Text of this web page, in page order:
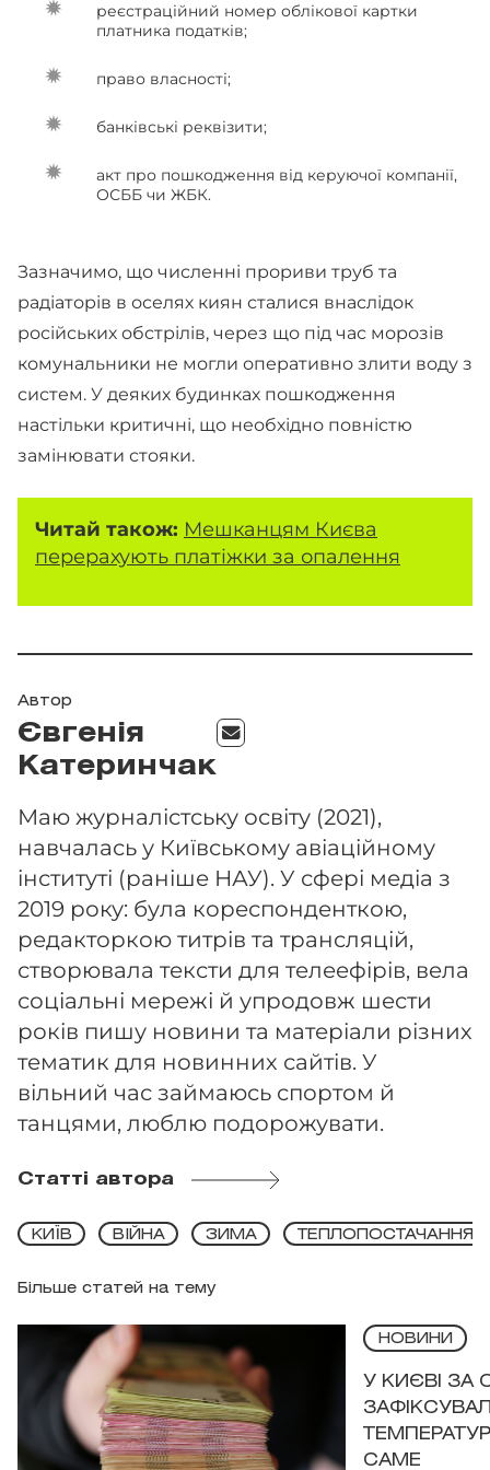
реєстраційний номер облікової картки
платника податків;
право власності;
банківські реквізити;
акт про пошкодження від керуючої компанії,
ОСББ чи ЖБК.
Зазначимо, що численні прориви труб та
радіаторів в оселях киян сталися внаслідок
російських обстрілів, через що під час морозів
комунальники не могли оперативно злити воду з
систем. У деяких будинках пошкодження
настільки критичні, що необхідно повністю
замінювати стояки.
Читай також: Мешканцям Києва
перерахують платіжки за опалення
Автор
Євгенія
Катеринчак
Маю журналістську освіту (2021),
навчалась у Київському авіаційному
інституті (раніше НАУ). У сфері медіа з
2019 року: була кореспонденткою,
редакторкою титрів та трансляцій,
створювала тексти для телеефірів, вела
соціальні мережі й упродовж шести
років пишу новини та матеріали різних
тематик для новинних сайтів. У
вільний час займаюсь спортом й
танцями, люблю подорожувати.
Статті автора
Більше статей на тему
КИЇВ ВІЙНА ЗИМА ТЕПЛОПОСТАЧАННЯ
НОВИНИ
У КИЄВІ ЗА
САМЕ